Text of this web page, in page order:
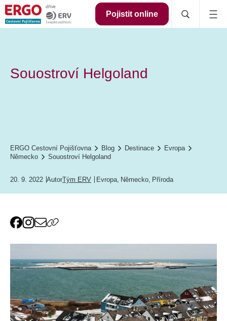
Pojistit online
Souostroví Helgoland
ERGO Cestovní Pojišťovna Blog Destinace
Evropa
Německo
Souostroví Helgoland
20. 9. 2022 AutorTým ERV Evropa, Německo, Příroda